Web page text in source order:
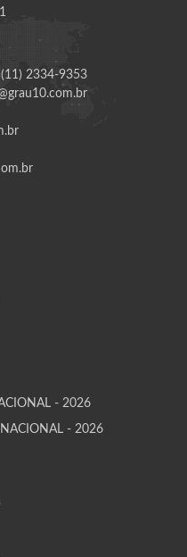
2334-9353
- 2026
NACIONAL - 2026